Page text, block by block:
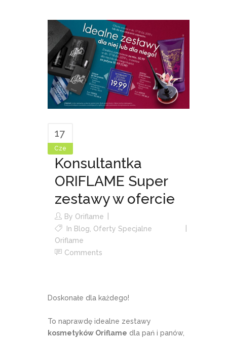
17
Cze
Konsultantka
ORIFLAME Super
zestawy w ofercie
By Oriflame
In Blog Oferty Specjalne
Oriflame
Comments
Doskonałe dla każdego!
To naprawdę idealne zestawy
kosmetyków Oriflame dla pań i panów,